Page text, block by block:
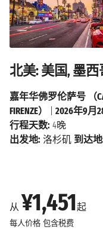
北美: 美国, 墨西
从 ¥1,451起
每人价格 包含税费
嘉年华佛罗伦萨号 （
FIRENZE）
2026年9月
行程天数: 4晚
出发地: 洛杉矶 到达